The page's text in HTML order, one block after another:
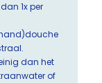
1x per
dan het
of